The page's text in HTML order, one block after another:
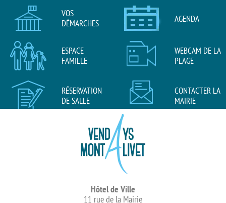
VOS
DÉMARCHES
AGENDA
ESPACE
FAMILLE
WEBCAM DE LA
PLAGE
RÉSERVATION
DE SALLE
CONTACTER LA
MAIRIE
Hôtel de Ville
11 rue de la Mairie